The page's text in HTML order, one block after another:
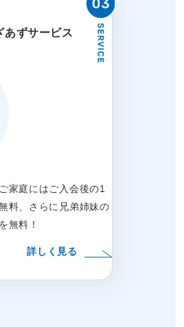
あずサービス
家庭にはご入会後の1
料、さらに兄弟姉妹の
無料！
詳しく見る